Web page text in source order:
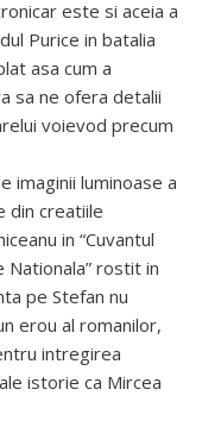
este si aceia a
Purice in batalia
asa cum a
sa ne ofera detalii
voievod precum
imaginii luminoase a
din creatiile
in “Cuvantul
rostit in
pe Stefan nu
erou al romanilor,
intregirea
istorie ca Mircea